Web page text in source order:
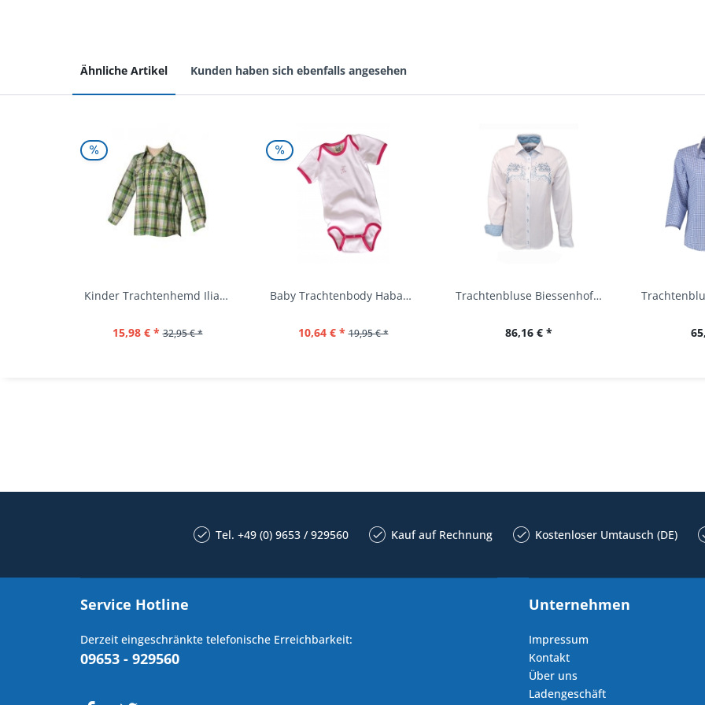
Ähnliche Artikel Kunden haben sich ebenfalls angesehen
Kinder Trachtenhemd Ilias giftgrün langarm...
15,98 € * 32,95 € *
Baby Trachtenbody Habach weiß/pink Isar Trachten
10,64 € * 19,95 € *
Trachtenbluse Biessenhofen weiß Langarm OS...
86,16 € *
Tel. +49 (0) 9653 / 929560 Kauf auf Rechnung Kostenloser Umtausch (DE)
Service Hotline
Derzeit eingeschränkte telefonische Erreichbarkeit:
09653 - 929560
Unternehmen
Impressum
Kontakt
Über uns
Ladengeschäft